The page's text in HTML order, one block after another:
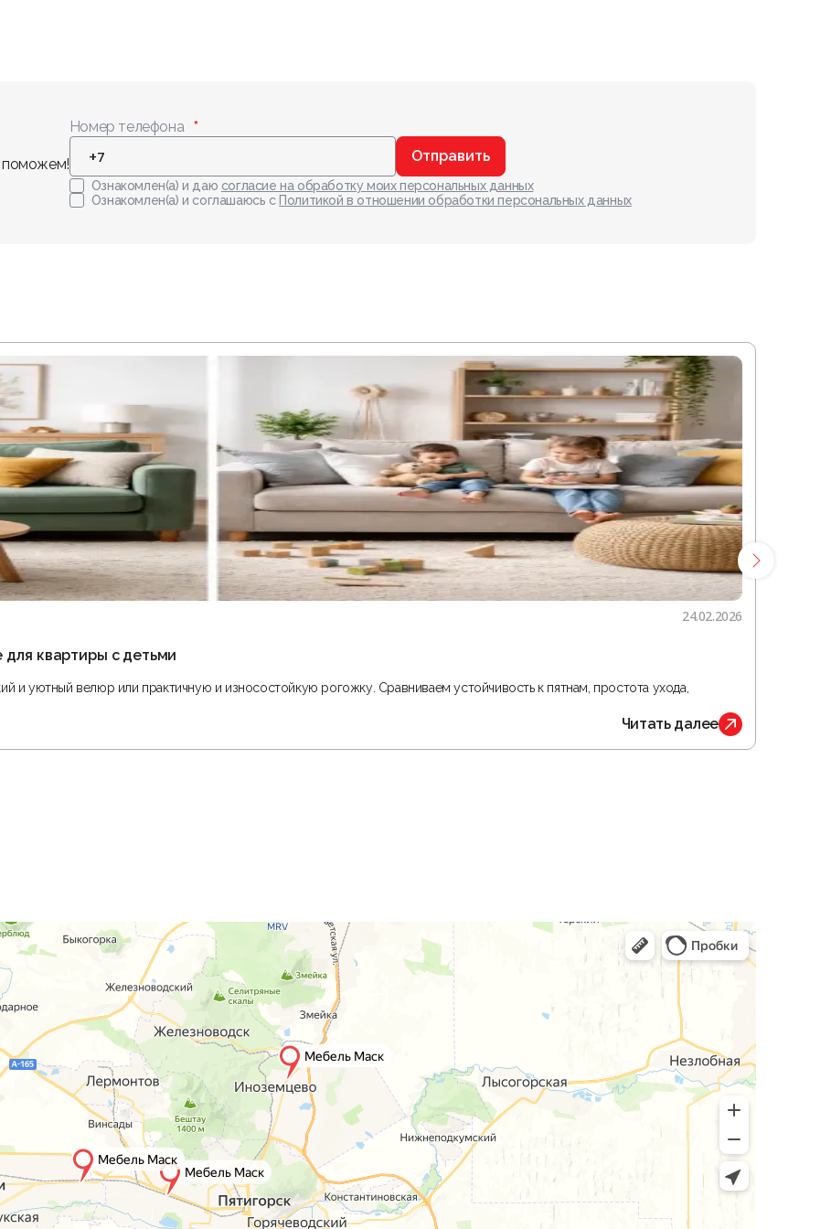
поможем!
Номер телефона
Отправить
Ознакомлен(а) и даю согласие на обработку моих персональных данных
Ознакомлен(а) и соглашаюсь с Политикой в отношении обработки персональных данных
24.02.2026
квартиры с детьми
и уютный велюр или практичную и износостойкую рогожку. Сравниваем устойчивость к пятнам, простота ухода,
Читать далее